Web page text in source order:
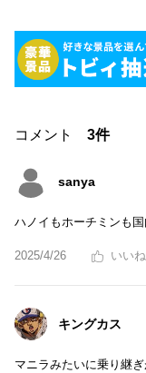
コメント 3件
sanya
ハノイもホーチミンも
2025/4/26
キングカス
マニラみたいに乗り継